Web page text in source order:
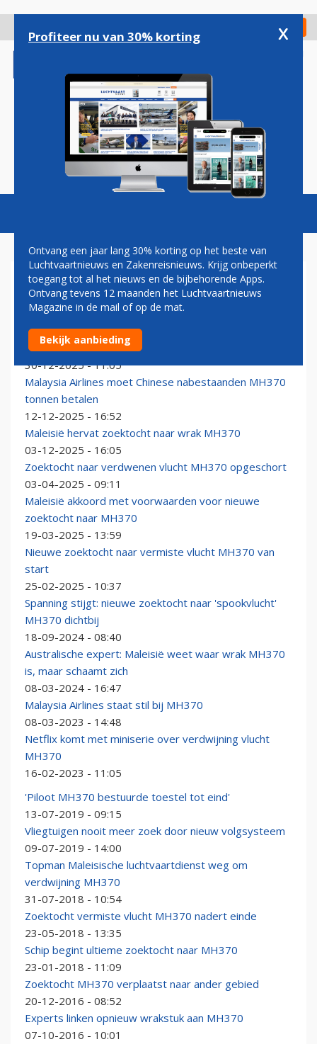
gaan
Check in
Magazine Podcasts Vacatures
MH370
Opnieuw hoop op doorbraak met nieuwe MH370-
zoektocht
30-12-2025 - 11:05
Malaysia Airlines moet Chinese nabestaanden MH370
tonnen betalen
12-12-2025 - 16:52
Maleisië hervat zoektocht naar wrak MH370
03-12-2025 - 16:05
Zoektocht naar verdwenen vlucht MH370 opgeschort
03-04-2025 - 09:11
Maleisië akkoord met voorwaarden voor nieuwe
zoektocht naar MH370
19-03-2025 - 13:59
Nieuwe zoektocht naar vermiste vlucht MH370 van
start
25-02-2025 - 10:37
Spanning stijgt: nieuwe zoektocht naar 'spookvlucht'
MH370 dichtbij
18-09-2024 - 08:40
Australische expert: Maleisië weet waar wrak MH370
is, maar schaamt zich
08-03-2024 - 16:47
Malaysia Airlines staat stil bij MH370
08-03-2023 - 14:48
Netflix komt met miniserie over verdwijning vlucht
MH370
16-02-2023 - 11:05
'Piloot MH370 bestuurde toestel tot eind'
13-07-2019 - 09:15
Vliegtuigen nooit meer zoek door nieuw volgsysteem
09-07-2019 - 14:00
Topman Maleisische luchtvaartdienst weg om
verdwijning MH370
31-07-2018 - 10:54
Zoektocht vermiste vlucht MH370 nadert einde
23-05-2018 - 13:35
Schip begint ultieme zoektocht naar MH370
23-01-2018 - 11:09
Zoektocht MH370 verplaatst naar ander gebied
20-12-2016 - 08:52
Experts linken opnieuw wrakstuk aan MH370
07-10-2016 - 10:01
Profiteer nu van 30% korting x
Ontvang een jaar lang 30% korting op het beste van
Luchtvaartnieuws en Zakenreisnieuws. Krijg onbeperkt
toegang tot al het nieuws en de bijbehorende Apps.
Ontvang tevens 12 maanden het Luchtvaartnieuws
Magazine in de mail of op de mat.
Bekijk aanbieding